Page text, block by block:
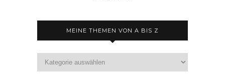
MEINE THEMEN VON A BIS Z
Themen